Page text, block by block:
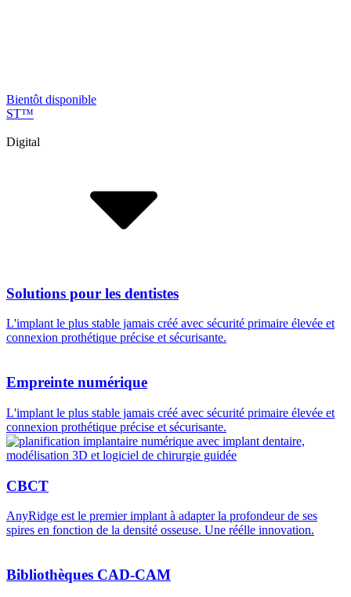
Bientôt disponible
ST™
Digital
Solutions pour les dentistes
L'implant le plus stable jamais créé avec sécurité primaire élevée et
connexion prothétique précise et sécurisante.
Empreinte numérique
L'implant le plus stable jamais créé avec sécurité primaire élevée et
connexion prothétique précise et sécurisante.
CBCT
AnyRidge est le premier implant à adapter la profondeur de ses
spires en fonction de la densité osseuse. Une réélle innovation.
Bibliothèques CAD-CAM